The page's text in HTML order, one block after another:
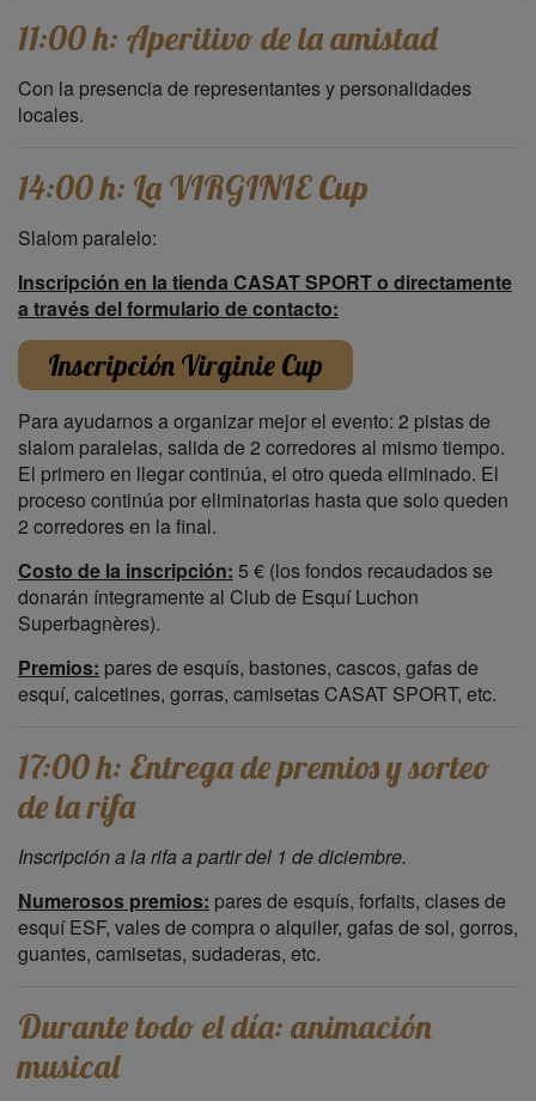
11:00 h: Aperitivo de la amistad
Con la presencia de representantes y personalidades
locales.
14:00 h: La VIRGINIE Cup
Slalom paralelo:
Inscripción en la tienda CASAT SPORT o directamente
a través del formulario de contacto:
Inscripción Virginie Cup
Para ayudarnos a organizar mejor el evento: 2 pistas de
slalom paralelas, salida de 2 corredores al mismo tiempo.
El primero en llegar continúa, el otro queda eliminado. El
proceso continúa por eliminatorias hasta que solo queden
2 corredores en la final.
Costo de la inscripción: 5 € (los fondos recaudados se
donarán íntegramente al Club de Esquí Luchon
Superbagnères).
Premios: pares de esquís, bastones, cascos, gafas de
esquí, calcetines, gorras, camisetas CASAT SPORT, etc.
17:00 h: Entrega de premios y sorteo
de la rifa
Inscripción a la rifa a partir del 1 de diciembre.
Numerosos premios: pares de esquís, forfaits, clases de
esquí ESF, vales de compra o alquiler, gafas de sol, gorros,
guantes, camisetas, sudaderas, etc.
Durante todo el día: animación
musical